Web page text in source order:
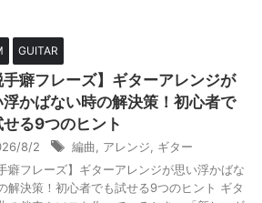
GUITAR
手癖フレーズ】ギターアレンジが
浮かばない時の解決策！初心者で
せる9つのヒント
8/2 編曲 アレンジ
ギター
手癖フレーズ】ギターアレンジが思い浮かばな
解決策！初心者でも試せる9つのヒント ギタ